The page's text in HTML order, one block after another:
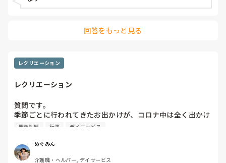
回答をもっと見る
レクリエーション
レクリエーション
質問です。
季節ごとに行われてきたお出かけが、コロナ中は全く出かけ
ることがなく、コロナ後どう変えていけばいいのか、みなさ
今は桜を見に行くだけです。
利用者の足腰も弱ってきて、歩かないといけない場所や、階
機能訓練 行事 デイサービス
めぐみん
介護職・ヘルパー, デイサービス